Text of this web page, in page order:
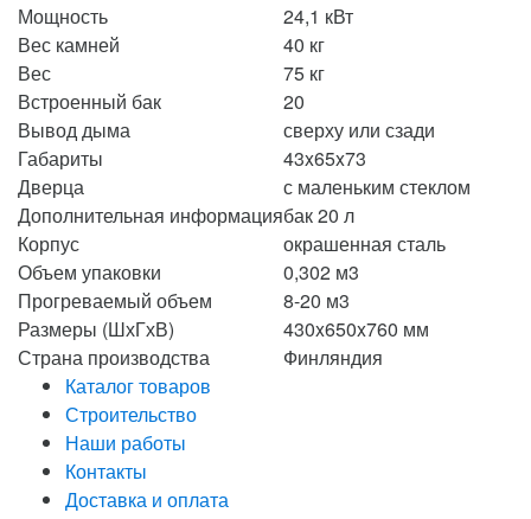
Мощность
24,1 кВт
Вес камней
40 кг
Вес
75 кг
Встроенный бак
20
Вывод дыма
сверху или сзади
Габариты
43x65x73
Дверца
с маленьким стеклом
Дополнительная информациябак 20 л
Корпус
окрашенная сталь
Объем упаковки
0,302 м3
Прогреваемый объем
8-20 м3
Размеры (ШхГхВ)
430x650x760 мм
Страна производства
Финляндия
Каталог товаров
Строительство
Наши работы
Контакты
Доставка и оплата